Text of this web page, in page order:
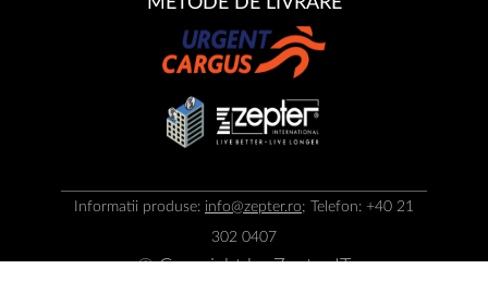
Informatii produse: info@zepter.ro; Telefon: +40 21
302 0407
© Copyright byZepter IT